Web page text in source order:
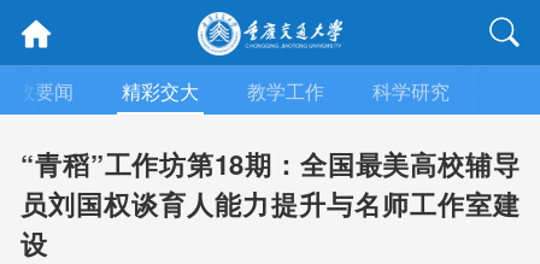
政要闻 精彩交大 教学工作 科学研究
“青稻”工作坊第18期：全国最美高校辅导
员刘国权谈育人能力提升与名师工作室建
设